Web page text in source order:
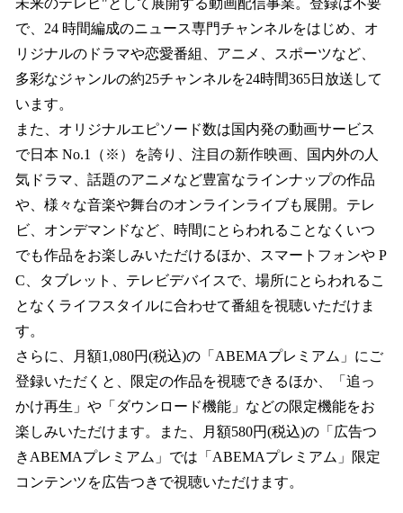
未来のテレビ"として展開する動画配信事業。登録は不要
で、24 時間編成のニュース専門チャンネルをはじめ、オ
リジナルのドラマや恋愛番組、アニメ、スポーツなど、
多彩なジャンルの約25チャンネルを24時間365日放送して
います。
また、オリジナルエピソード数は国内発の動画サービス
で日本 No.1（※）を誇り、注目の新作映画、国内外の人
気ドラマ、話題のアニメなど豊富なラインナップの作品
や、様々な音楽や舞台のオンラインライブも展開。テレ
ビ、オンデマンドなど、時間にとらわれることなくいつ
でも作品をお楽しみいただけるほか、スマートフォンや P
C、タブレット、テレビデバイスで、場所にとらわれるこ
となくライフスタイルに合わせて番組を視聴いただけま
す。
さらに、月額1,080円(税込)の「ABEMAプレミアム」にご
登録いただくと、限定の作品を視聴できるほか、「追っ
かけ再生」や「ダウンロード機能」などの限定機能をお
楽しみいただけます。また、月額580円(税込)の「広告つ
きABEMAプレミアム」では「ABEMAプレミアム」限定
コンテンツを広告つきで視聴いただけます。